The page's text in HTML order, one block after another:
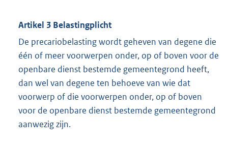
Artikel 3 Belastingplicht
De precariobelasting wordt geheven van degene die
één of meer voorwerpen onder, op of boven voor de
openbare dienst bestemde gemeentegrond heeft,
dan wel van degene ten behoeve van wie dat
voorwerp of die voorwerpen onder, op of boven
voor de openbare dienst bestemde gemeentegrond
aanwezig zijn.